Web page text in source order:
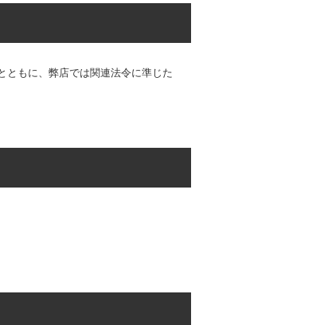
ともに、弊店では関連法令に準じた